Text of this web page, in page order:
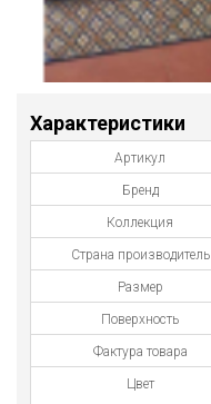
Характеристики
Артикул
Бренд
Коллекция
Страна производитель
Размер
Поверхность
Фактура товара
Цвет